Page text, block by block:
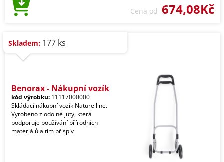
Cena od 674,08Kč
Skladem: 177 ks
Benorax - Nákupní vozík
kód výrobku: 11117000000
Skládací nákupní vozík Nature line.
Vyrobeno z odolné juty, která
podporuje používání přírodních
materiálů a tím přispív